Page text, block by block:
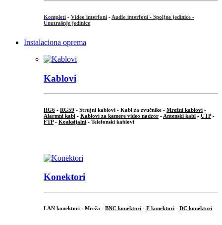
Kompleti - Video interfoni - Audio interfoni - Spoljne jedinice -
Unutrašnje jedinice
Instalaciona oprema
Kablovi
RG6 - RG59 - Strujni kablovi - Kabl za zvučnike - Mrežni kablovi -
Alarmni kabl - Kablovi za kamere video nadzor - Antenski kabl - UTP-
FTP- Koaksijalni - Telefonski kablovi
Konektori
LAN konektori - Mreža - BNC konektori - F konektori - DC konektori